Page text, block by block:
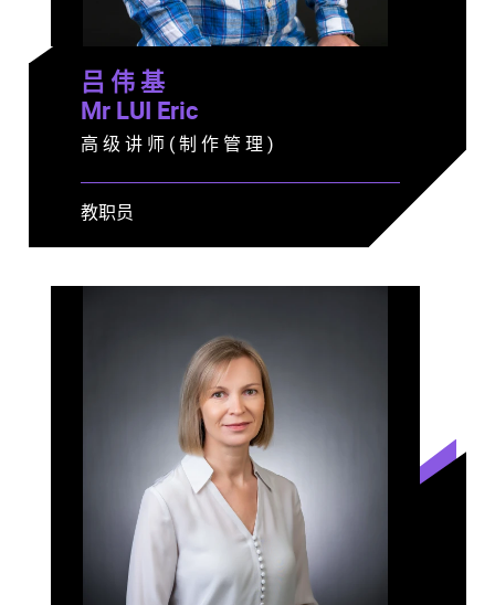
吕 伟 基
Mr LUI Eric
高 级 讲 师 ( 制 作 管 理 )
教职员